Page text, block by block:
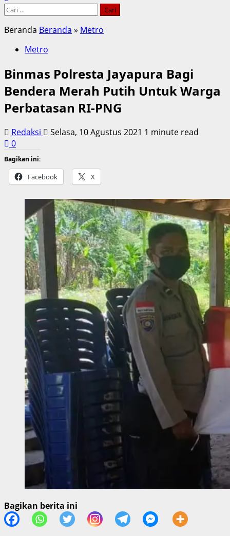
Beranda Beranda » Metro
Metro
Binmas Polresta Jayapura Bagi
Bendera Merah Putih Untuk Warga
Perbatasan RI-PNG
Redaksi Selasa, 10 Agustus 2021 1 minute read
0
Bagikan ini:
Facebook X
Bagikan berita ini